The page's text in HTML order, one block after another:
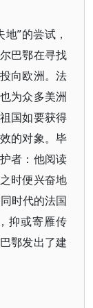
”的尝试，
巴鄂在寻找
向欧洲。法
为众多美洲
国如要获得
的对象。毕
者：他阅读
时便兴奋地
时代的法国
抑或寄雁传
鄂发出了建